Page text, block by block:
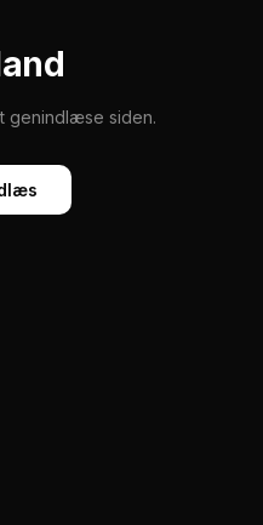
genindlæse siden.